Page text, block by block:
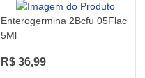
Enterogermina 2Bcfu 05Flac
5Ml
R$ 36,99